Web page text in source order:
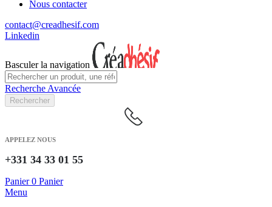
Nous contacter
contact@creadhesif.com
Linkedin
Basculer la navigation
Recherche Avancée
Rechercher
APPELEZ NOUS
+331 34 33 01 55
Panier 0 Panier
Menu